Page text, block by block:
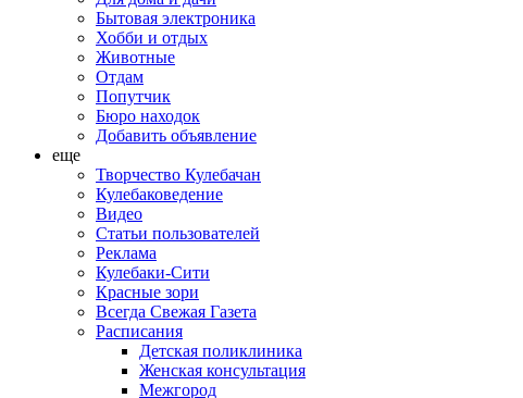
Бытовая электроника
Хобби и отдых
Животные
Отдам
Попутчик
Бюро находок
Добавить объявление
еще
Творчество Кулебачан
Кулебаковедение
Видео
Статьи пользователей
Реклама
Кулебаки-Сити
Красные зори
Всегда Свежая Газета
Расписания
Детская поликлиника
Женская консультация
Межгород